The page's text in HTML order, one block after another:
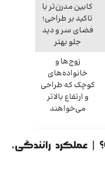
کابین مدرن‌تر با
تاکید بر طراحی؛
فضای سر و دید
جلو بهتر
زوج‌ها و
خانواده‌های
کوچک که طراحی
و ارتفاع بالاتر
می‌خواهند
تویوتا پریوس بخرم یا تویوتا CHR؟ | عملکرد رانندگی،